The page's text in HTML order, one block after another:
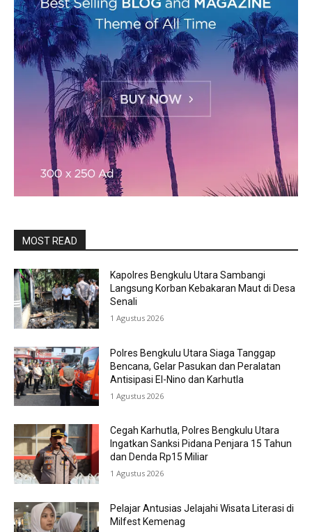
MOST READ
Kapolres Bengkulu Utara Sambangi
Langsung Korban Kebakaran Maut di Desa
Senali
1 Agustus 2026
Polres Bengkulu Utara Siaga Tanggap
Bencana, Gelar Pasukan dan Peralatan
Antisipasi El-Nino dan Karhutla
1 Agustus 2026
Cegah Karhutla, Polres Bengkulu Utara
Ingatkan Sanksi Pidana Penjara 15 Tahun
dan Denda Rp15 Miliar
1 Agustus 2026
Pelajar Antusias Jelajahi Wisata Literasi di
Milfest Kemenag